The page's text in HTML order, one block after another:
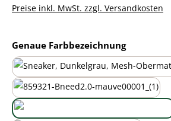
Preise inkl. MwSt. zzgl. Versandkosten
Genaue Farbbezeichnungauswählen
new green